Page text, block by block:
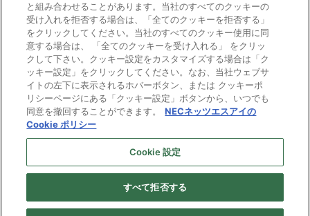
ご利用条件
個人情報保護
Cookie ポリシー
プライバシーマーク
Copyright © NEC Networks & System Integration Corporation 1997-
2026. All rights reserved.
と組み合わせることがあります。当社のすべてのクッキーの
受け入れを拒否する場合は、「全てのクッキーを拒否する」
をクリックしてください。当社のすべてのクッキー使用に同
意する場合は、 「全てのクッキーを受け入れる」 をクリッ
クして下さい。クッキー設定をカスタマイズする場合は「ク
ッキー設定」をクリックしてください。なお、当社ウェブサ
イトの左下に表示されるホバーボタン、または クッキーポ
リシーページにある「クッキー設定」ボタンから、いつでも
同意を撤回することができます。
NECネッツエスアイの
Cookie ポリシー
Cookie 設定
すべて拒否する